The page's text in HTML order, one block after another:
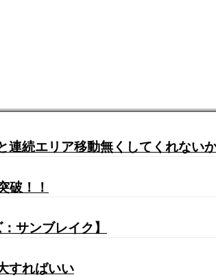
連続エリア移動無くしてくれない
破！！
サンブレイク】
すればいい